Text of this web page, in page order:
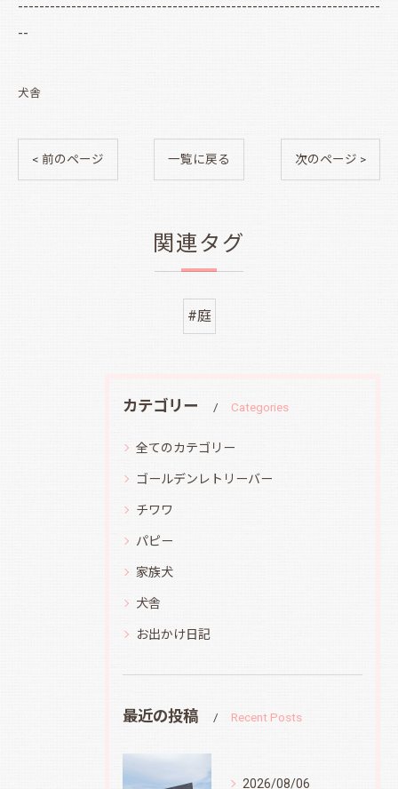
--------------------------------------------------------------------
--
犬舎
< 前のページ 一覧に戻る 次のページ >
関連タグ
#庭
カテゴリー Categories
全てのカテゴリー
ゴールデンレトリーバー
チワワ
パピー
家族犬
犬舎
お出かけ日記
最近の投稿 Recent Posts
2026/08/06